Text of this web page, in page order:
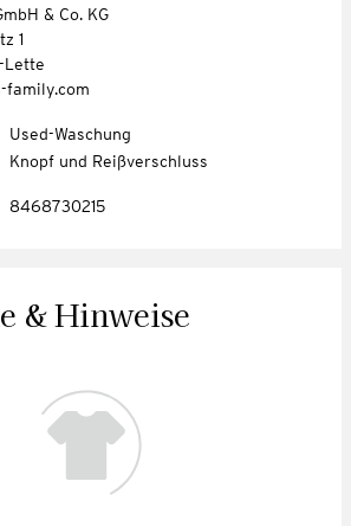
& Co. KG
1
Lette
family.com
Used-Waschung
Knopf und Reißverschluss
8468730215
& Hinweise